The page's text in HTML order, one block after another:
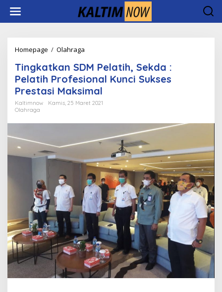
konten
Homepage / Olahraga
Pelatih,
Sekda
:
Pelatih
Profesional
Maksimal
Tingkatkan SDM Pelatih, Sekda :
Pelatih Profesional Kunci Sukses
Prestasi Maksimal
Kaltimnow
Kamis, 25 Maret 2021
Olahraga